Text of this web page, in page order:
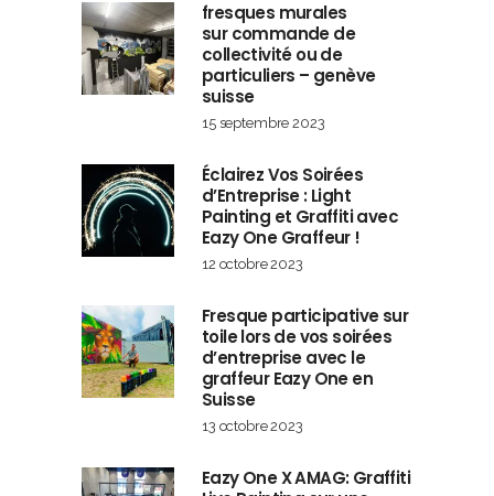
fresques murales
sur commande de
collectivité ou de
particuliers – genève
suisse
15 septembre 2023
Éclairez Vos Soirées
d’Entreprise : Light
Painting et Graffiti avec
Eazy One Graffeur !
12 octobre 2023
Fresque participative sur
toile lors de vos soirées
d’entreprise avec le
graffeur Eazy One en
Suisse
13 octobre 2023
Eazy One X AMAG: Graffiti